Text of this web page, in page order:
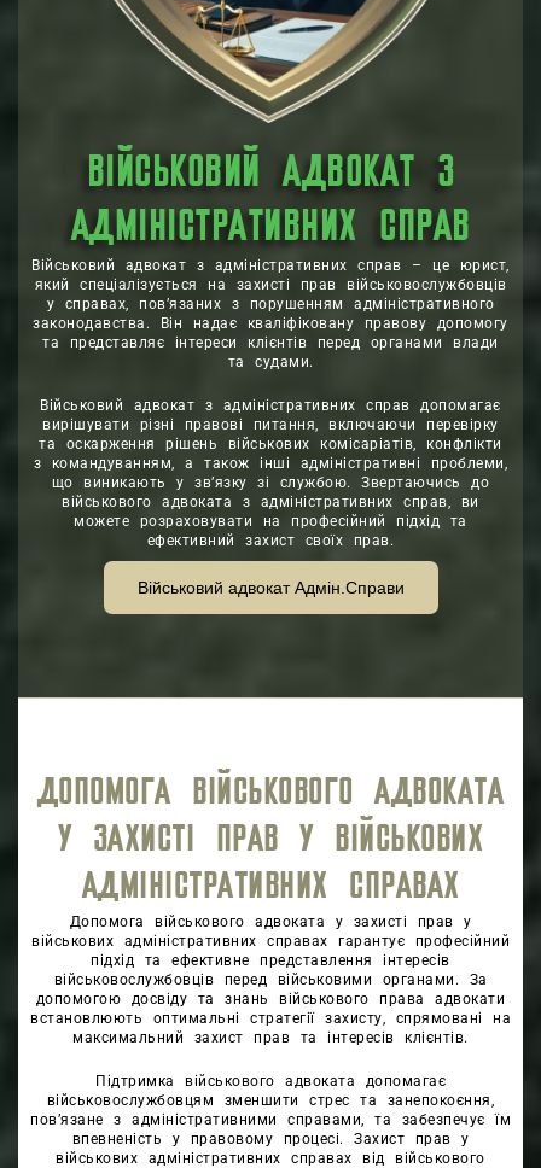
ВІЙСЬКОВИЙ АДВОКАТ З
АДМІНІСТРАТИВНИХ СПРАВ
Військовий адвокат з адміністративних справ – це юрист,
який спеціалізується на захисті прав військовослужбовців
у справах, пов’язаних з порушенням адміністративного
законодавства. Він надає кваліфіковану правову допомогу
та представляє інтереси клієнтів перед органами влади
та судами.
Військовий адвокат з адміністративних справ допомагає
вирішувати різні правові питання, включаючи перевірку
та оскарження рішень військових комісаріатів, конфлікти
з командуванням, а також інші адміністративні проблеми,
що виникають у зв’язку зі службою. Звертаючись до
військового адвоката з адміністративних справ, ви
можете розраховувати на професійний підхід та
ефективний захист своїх прав.
Військовий адвокат Адмін.Справи
ДОПОМОГА ВІЙСЬКОВОГО АДВОКАТА
У ЗАХИСТІ ПРАВ У ВІЙСЬКОВИХ
АДМІНІСТРАТИВНИХ СПРАВАХ
Допомога військового адвоката у захисті прав у
військових адміністративних справах гарантує професійний
підхід та ефективне представлення інтересів
військовослужбовців перед військовими органами. За
допомогою досвіду та знань військового права адвокати
встановлюють оптимальні стратегії захисту, спрямовані на
максимальний захист прав та інтересів клієнтів.
Підтримка військового адвоката допомагає
військовослужбовцям зменшити стрес та занепокоєння,
пов’язане з адміністративними справами, та забезпечує їм
впевненість у правовому процесі. Захист прав у
військових адміністративних справах від військового